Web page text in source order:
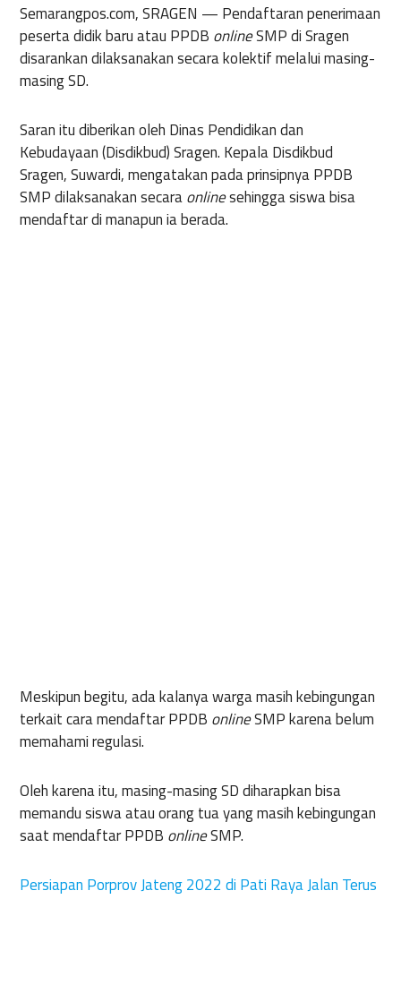
Semarangpos.com, SRAGEN — Pendaftaran penerimaan
peserta didik baru atau PPDB onlineSMP di Sragen
disarankan dilaksanakan secara kolektif melalui masing-
masing SD.
Saran itu diberikan oleh Dinas Pendidikan dan
Kebudayaan (Disdikbud) Sragen. Kepala Disdikbud
Sragen, Suwardi, mengatakan pada prinsipnya PPDB
SMP dilaksanakan secaraonlinesehingga siswa bisa
mendaftar di manapun ia berada.
Meskipun begitu, ada kalanya warga masih kebingungan
terkait cara mendaftar PPDB onlineSMP karena belum
memahami regulasi.
Oleh karena itu, masing-masing SD diharapkan bisa
memandu siswa atau orang tua yang masih kebingungan
saat mendaftar PPDB onlineSMP.
Persiapan Porprov Jateng 2022 di Pati Raya Jalan Terus